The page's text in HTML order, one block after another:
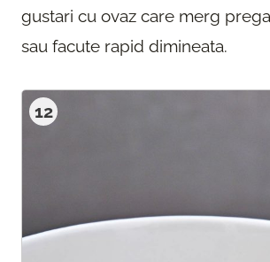
gustari cu ovaz care merg
sau facute rapid dimineata.
12